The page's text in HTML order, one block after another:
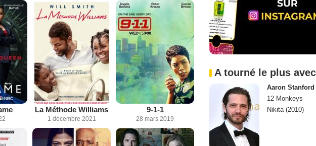
La Méthode Williams
1 décembre 2021
9-1-1
28 mars 2019
A tourné le plus
Aaron Stanford
12 Monkeys
Nikita (2010)